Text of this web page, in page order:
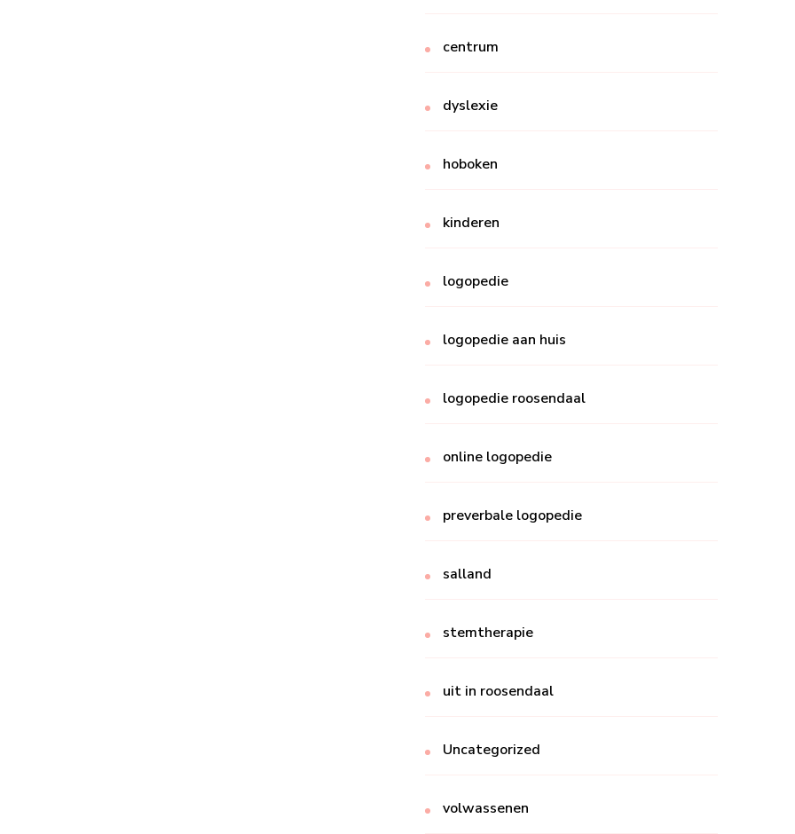
centrum
dyslexie
hoboken
kinderen
logopedie
logopedie aan huis
logopedie roosendaal
online logopedie
preverbale logopedie
salland
stemtherapie
uit in roosendaal
Uncategorized
volwassenen